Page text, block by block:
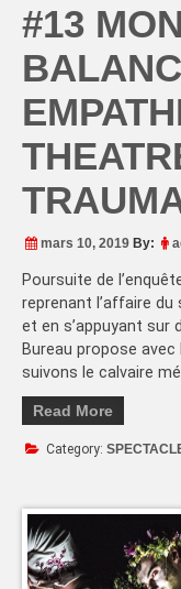
#13
mars 10, 2019 By:
Poursuite de
reprenant l’affaire
et en s’appuyant sur
Bureau propose
suivons le calvaire
Read More
Category: